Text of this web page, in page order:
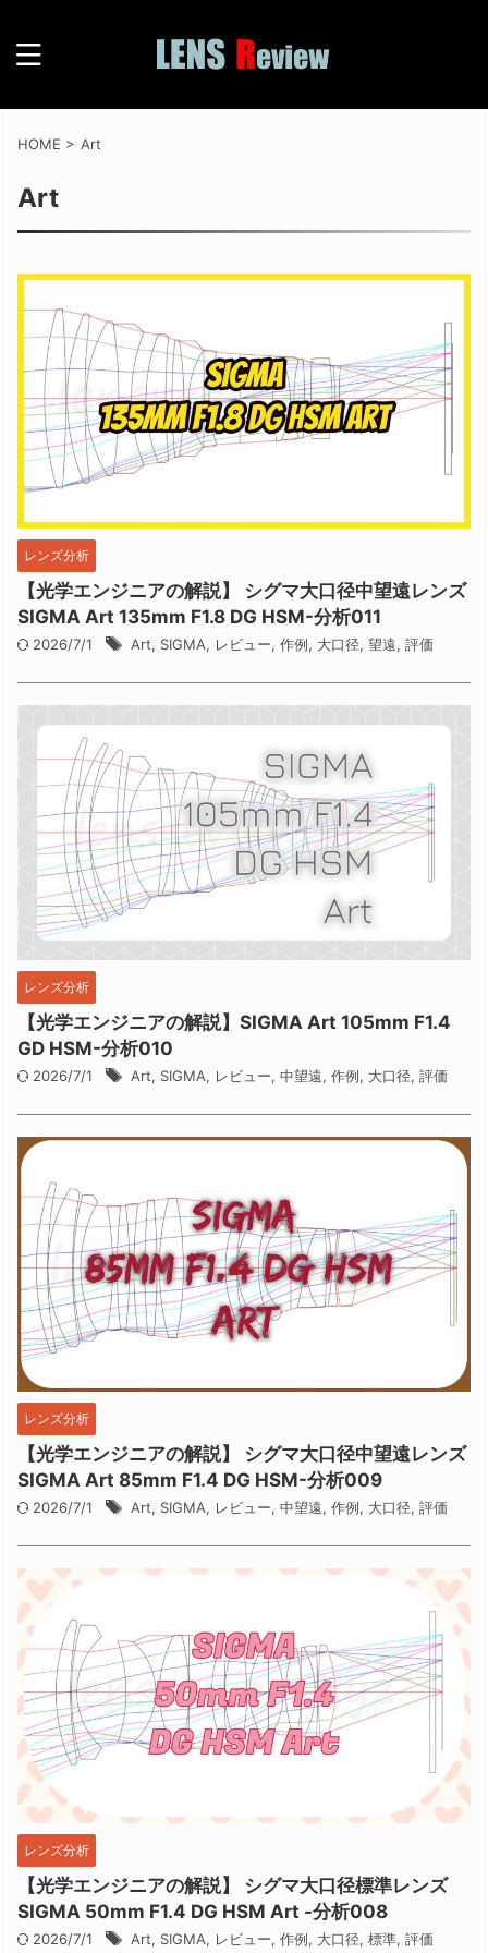
HOME > Art
Art
レンズ分析
【光学エンジニアの解説】 シグマ大口径中望遠レンズ
SIGMA Art 135mm F1.8 DG HSM-分析011
2026/7/1 Art, SIGMA, レビュー, 作例, 大口径, 望遠, 評価
レンズ分析
【光学エンジニアの解説】SIGMA Art 105mm F1.4
GD HSM-分析010
2026/7/1 Art, SIGMA, レビュー, 中望遠, 作例, 大口径, 評価
レンズ分析
【光学エンジニアの解説】 シグマ大口径中望遠レンズ
SIGMA Art 85mm F1.4 DG HSM-分析009
2026/7/1 Art, SIGMA, レビュー, 中望遠, 作例, 大口径, 評価
レンズ分析
【光学エンジニアの解説】 シグマ大口径標準レンズ
SIGMA 50mm F1.4 DG HSM Art -分析008
2026/7/1 Art, SIGMA, レビュー, 作例, 大口径, 標準, 評価